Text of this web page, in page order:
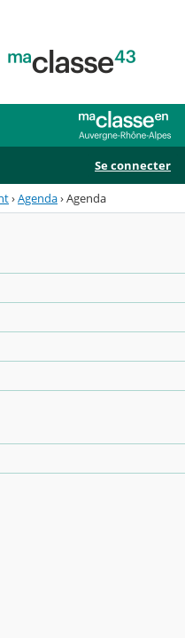
Se connecter
›Agenda›Agenda